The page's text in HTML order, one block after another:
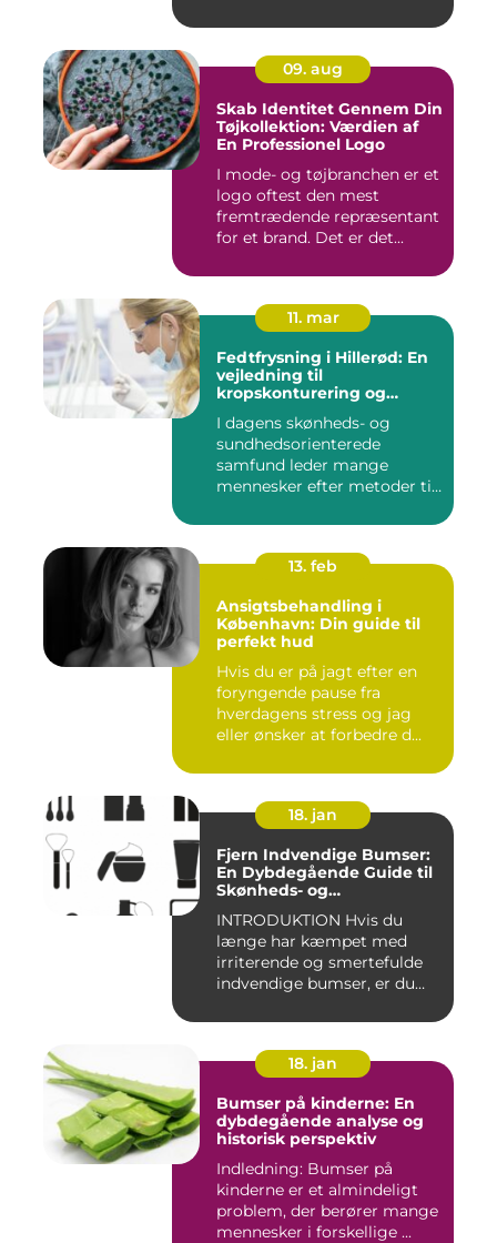
09. aug
Skab Identitet Gennem Din
Tøjkollektion: Værdien af
En Professionel Logo
I mode- og tøjbranchen er et
logo oftest den mest
fremtrædende repræsentant
for et brand. Det er det...
11. mar
Fedtfrysning i Hillerød: En
vejledning til
kropskonturering og
I dagens skønheds- og
sundhedsorienterede
samfund leder mange
mennesker efter metoder til
13. feb
Ansigtsbehandling i
København: Din guide til
perfekt hud
Hvis du er på jagt efter en
foryngende pause fra
hverdagens stress og jag
eller ønsker at forbedre d...
18. jan
Fjern Indvendige Bumser:
En Dybdegående Guide til
Skønheds- og
INTRODUKTION Hvis du
længe har kæmpet med
irriterende og smertefulde
indvendige bumser, er du
18. jan
Bumser på kinderne: En
dybdegående analyse og
historisk perspektiv
Indledning: Bumser på
kinderne er et almindeligt
problem, der berører mange
mennesker i forskellige ...